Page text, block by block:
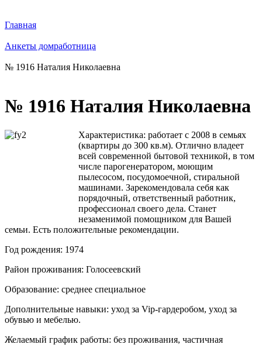
Главная
Анкеты домработница
№ 1916 Наталия Николаевна
№ 1916 Наталия Николаевна
Характеристика: работает с 2008 в семьях
(квартиры до 300 кв.м). Отлично владеет
всей современной бытовой техникой, в том
числе парогенератором, моющим
пылесосом, посудомоечной, стиральной
машинами. Зарекомендовала себя как
порядочный, ответственный работник,
профессионал своего дела. Станет
незаменимой помощником для Вашей
семьи. Есть положительные рекомендации.
Год рождения: 1974
Район проживания: Голосеевский
Образование: среднее специальное
Дополнительные навыки: уход за Vip-гардеробом, уход за
обувью и мебелью.
Желаемый график работы: без проживания, частичная